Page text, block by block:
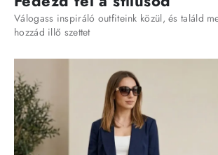
Válogass inspiráló outfiteink közül, és találd
hozzád illő szettet